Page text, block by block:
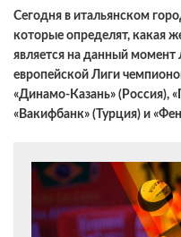
Сегодня в итальянском
которые определят, какая
является на данный момент
европейской Лиги
«Динамо-Казань» (Россия),
«Вакифбанк» (Турция) и